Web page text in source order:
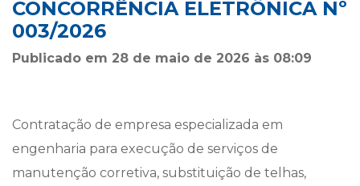
CONCORRÊNCIA ELETRÔNICA Nº
003/2026
Publicado em 28 de maio de 2026 às 08:09
Contratação de empresa especializada em
engenharia para execução de serviços de
manutenção corretiva, substituição de telhas,